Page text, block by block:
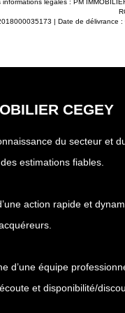
| Date de délivrance
CEGEY
du secteur et
estimations fiables.
action rapide et
d’une équipe
et disponibilité/